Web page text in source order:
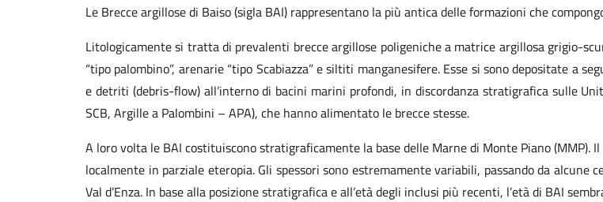
Le Brecce argillose di Baiso (sigla BAI) rappresentano la più antica delle formazioni che
Litologicamente si tratta di prevalenti brecce argillose poligeniche a matrice argillosa grigio-
“tipo palombino”, arenarie “tipo Scabiazza” e siltiti manganesifere. Esse si sono depositate a
e detriti (debris-flow) all’interno di bacini marini profondi, in discordanza stratigrafica sulle
SCB, Argille a Palombini – APA), che hanno alimentato le brecce stesse.
A loro volta le BAI costituiscono stratigraficamente la base delle Marne di Monte Piano (MMP).
localmente in parziale eteropia. Gli spessori sono estremamente variabili, passando da
Val d’Enza. In base alla posizione stratigrafica e all’età degli inclusi più recenti, l’età di BAI